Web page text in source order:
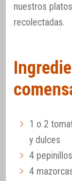
nuestros
recolectadas.
1 o 2
y dulces
4
4